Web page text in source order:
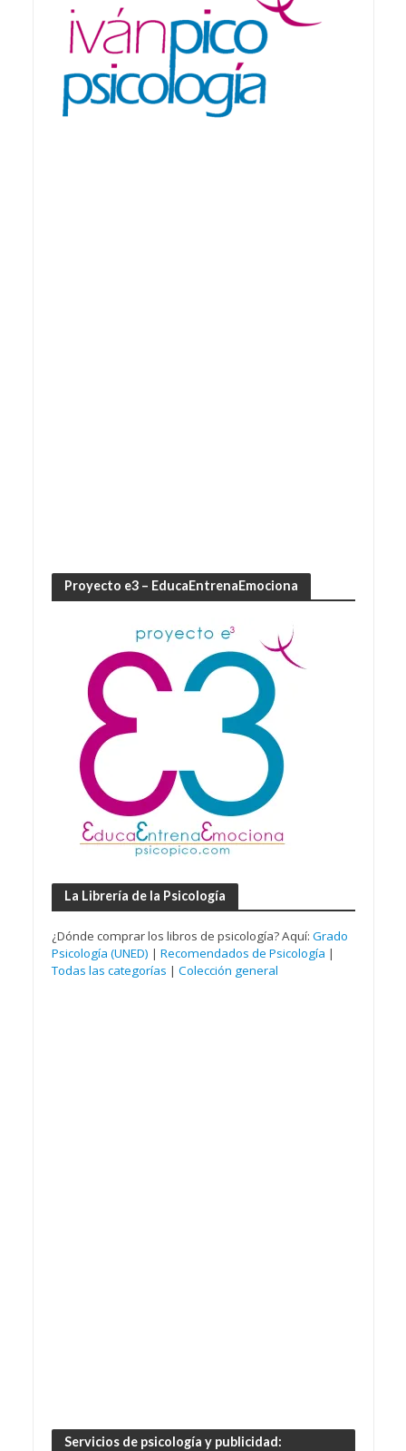
Proyecto e3 – EducaEntrenaEmociona
La Librería de la Psicología
¿Dónde comprar los libros de psicología? Aquí: Grado
Psicología (UNED) | Recomendados de Psicología |
Todas las categorías | Colección general
Servicios de psicología y publicidad: